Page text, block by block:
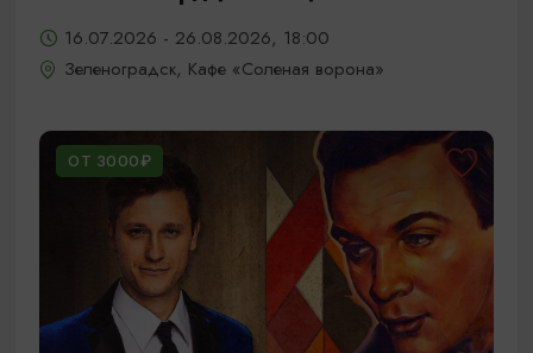
16.07.2026 - 26.08.2026, 18:00
Зеленоградск, Кафе «Соленая ворона»
ОТ 3000₽